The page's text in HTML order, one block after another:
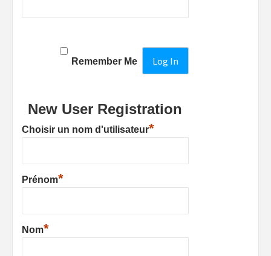
Remember Me
New User Registration
Choisir un nom d'utilisateur*
Prénom*
Nom*